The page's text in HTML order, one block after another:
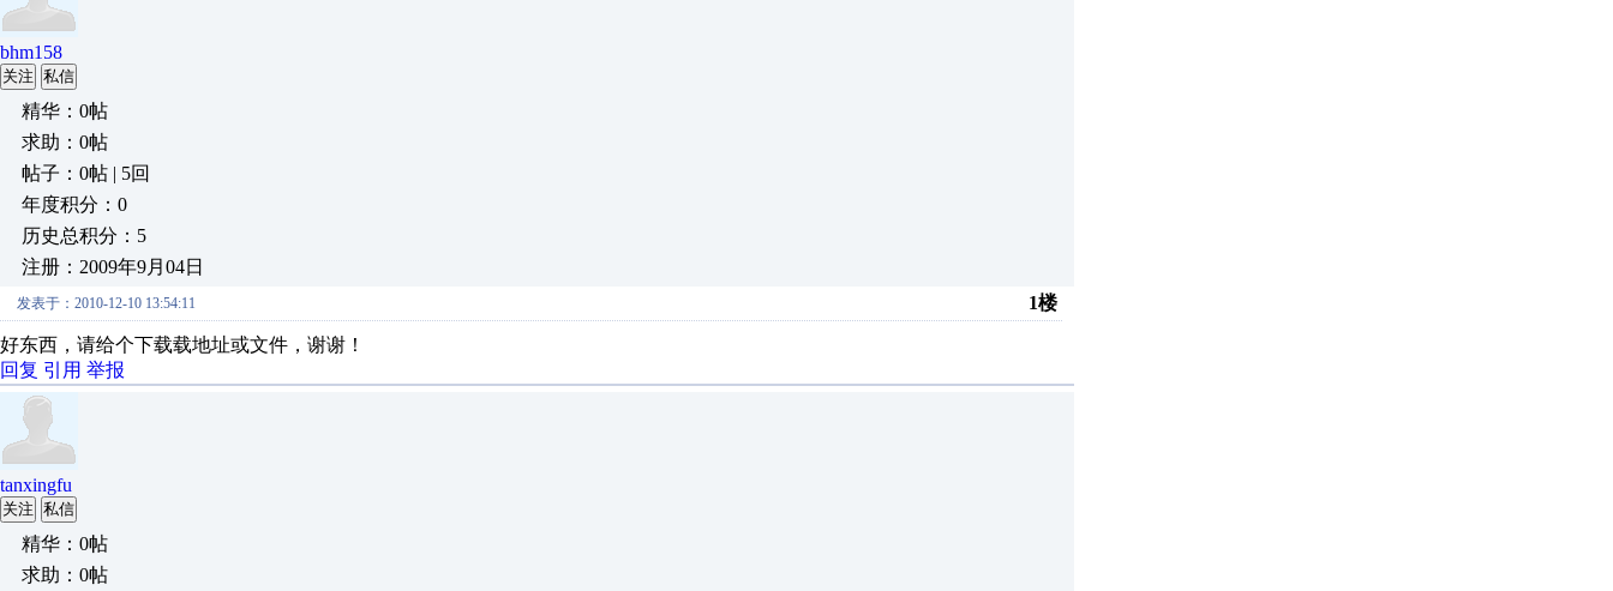
bhm158
关注 私信
精华：0帖
求助：0帖
帖子：0帖 | 5回
年度积分：0
历史总积分：5
注册：2009年9月04日
发表于：2010-12-10 13:54:11 1楼
好东西，请给个下载载地址或文件，谢谢！
回复 引用 举报
tanxingfu
关注 私信
精华：0帖
求助：0帖